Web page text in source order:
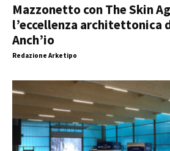
Mazzonetto con The Skin
l’eccellenza architettonica
Anch’io
Redazione Arketipo